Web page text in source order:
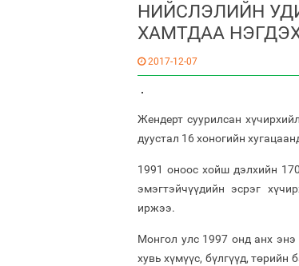
НИЙСЛЭЛИЙН
ХАМТДАА
2017-12-07
Жендерт суурилсан
дуустал 16 хоногийн
1991 оноос хойш дэлхийн
эмэгтэйчүүдийн эсрэг
иржээ.
Монгол улс 1997 онд анх
хувь хүмүүс, бүлгүүд, төрийн